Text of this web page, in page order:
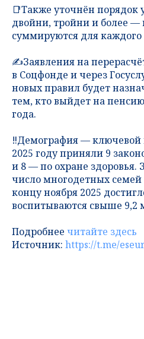
📑Также уточнён
двойни, тройни и более —
суммируются для каждого
✍️Заявления на
в Соцфонде и через
новых правил будет
тем, кто выйдет на
года.
‼️Демография — ключевой
2025 году приняли 9
и 8 — по охране здоровья.
число многодетных семей
концу ноября 2025
воспитываются свыше 9,2
Подробнее читайте здесь
Источник: https://t.me/